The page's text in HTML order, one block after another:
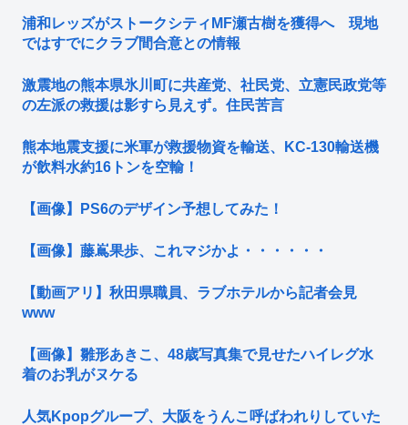
浦和レッズがストークシティMF瀬古樹を獲得へ 現地
ではすでにクラブ間合意との情報
激震地の熊本県氷川町に共産党、社民党、立憲民政党等
の左派の救援は影すら見えず。住民苦言
熊本地震支援に米軍が救援物資を輸送、KC-130輸送機
が飲料水約16トンを空輸！
【画像】PS6のデザイン予想してみた！
【画像】藤嶌果歩、これマジかよ・・・・・・
【動画アリ】秋田県職員、ラブホテルから記者会見
www
【画像】雛形あきこ、48歳写真集で見せたハイレグ水
着のお乳がヌケる
人気Kpopグループ、大阪をうんこ呼ばわれりしていた